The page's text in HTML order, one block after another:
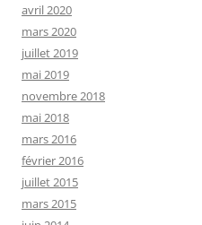
avril 2020
mars 2020
juillet 2019
mai 2019
novembre 2018
mai 2018
mars 2016
février 2016
juillet 2015
mars 2015